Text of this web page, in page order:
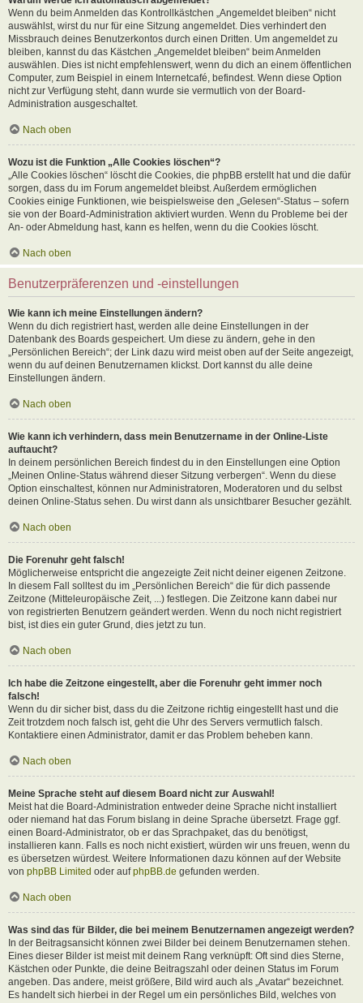
Wenn du beim Anmelden das Kontrollkästchen „Angemeldet bleiben“ nicht
auswählst, wirst du nur für eine Sitzung angemeldet. Dies verhindert den
Missbrauch deines Benutzerkontos durch einen Dritten. Um angemeldet zu
bleiben, kannst du das Kästchen „Angemeldet bleiben“ beim Anmelden
auswählen. Dies ist nicht empfehlenswert, wenn du dich an einem öffentlichen
Computer, zum Beispiel in einem Internetcafé, befindest. Wenn diese Option
nicht zur Verfügung steht, dann wurde sie vermutlich von der Board-
Administration ausgeschaltet.
Nach oben
Wozu ist die Funktion „Alle Cookies löschen“?
„Alle Cookies löschen“ löscht die Cookies, die phpBB erstellt hat und die dafür
sorgen, dass du im Forum angemeldet bleibst. Außerdem ermöglichen
Cookies einige Funktionen, wie beispielsweise den „Gelesen“-Status – sofern
sie von der Board-Administration aktiviert wurden. Wenn du Probleme bei der
An- oder Abmeldung hast, kann es helfen, wenn du die Cookies löscht.
Nach oben
Benutzerpräferenzen und -einstellungen
Wie kann ich meine Einstellungen ändern?
Wenn du dich registriert hast, werden alle deine Einstellungen in der
Datenbank des Boards gespeichert. Um diese zu ändern, gehe in den
„Persönlichen Bereich“; der Link dazu wird meist oben auf der Seite angezeigt,
wenn du auf deinen Benutzernamen klickst. Dort kannst du alle deine
Einstellungen ändern.
Nach oben
Wie kann ich verhindern, dass mein Benutzername in der Online-Liste
auftaucht?
In deinem persönlichen Bereich findest du in den Einstellungen eine Option
„Meinen Online-Status während dieser Sitzung verbergen“. Wenn du diese
Option einschaltest, können nur Administratoren, Moderatoren und du selbst
deinen Online-Status sehen. Du wirst dann als unsichtbarer Besucher gezählt.
Nach oben
Die Forenuhr geht falsch!
Möglicherweise entspricht die angezeigte Zeit nicht deiner eigenen Zeitzone.
In diesem Fall solltest du im „Persönlichen Bereich“ die für dich passende
Zeitzone (Mitteleuropäische Zeit, ...) festlegen. Die Zeitzone kann dabei nur
von registrierten Benutzern geändert werden. Wenn du noch nicht registriert
bist, ist dies ein guter Grund, dies jetzt zu tun.
Nach oben
Ich habe die Zeitzone eingestellt, aber die Forenuhr geht immer noch
falsch!
Wenn du dir sicher bist, dass du die Zeitzone richtig eingestellt hast und die
Zeit trotzdem noch falsch ist, geht die Uhr des Servers vermutlich falsch.
Kontaktiere einen Administrator, damit er das Problem beheben kann.
Nach oben
Meine Sprache steht auf diesem Board nicht zur Auswahl!
Meist hat die Board-Administration entweder deine Sprache nicht installiert
oder niemand hat das Forum bislang in deine Sprache übersetzt. Frage ggf.
einen Board-Administrator, ob er das Sprachpaket, das du benötigst,
installieren kann. Falls es noch nicht existiert, würden wir uns freuen, wenn du
es übersetzen würdest. Weitere Informationen dazu können auf der Website
von phpBB Limited oder aufphpBB.de gefunden werden.
Nach oben
Was sind das für Bilder, die bei meinem Benutzernamen angezeigt werden?
In der Beitragsansicht können zwei Bilder bei deinem Benutzernamen stehen.
Eines dieser Bilder ist meist mit deinem Rang verknüpft: Oft sind dies Sterne,
Kästchen oder Punkte, die deine Beitragszahl oder deinen Status im Forum
angeben. Das andere, meist größere, Bild wird auch als „Avatar“ bezeichnet.
Es handelt sich hierbei in der Regel um ein persönliches Bild, welches von